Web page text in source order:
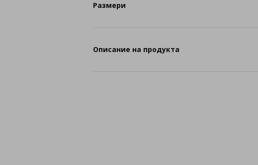
Размери
Описание на продукта